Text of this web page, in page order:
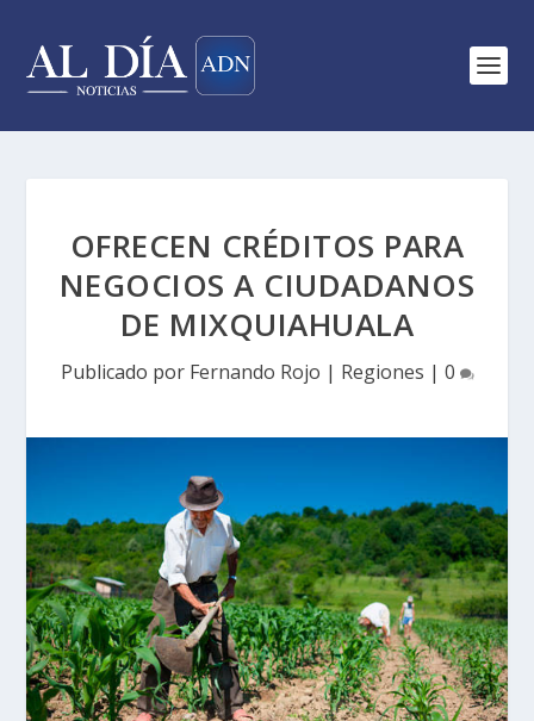
OFRECEN CRÉDITOS PARA
NEGOCIOS A CIUDADANOS
DE MIXQUIAHUALA
Publicado por Fernando Rojo | Regiones | 0